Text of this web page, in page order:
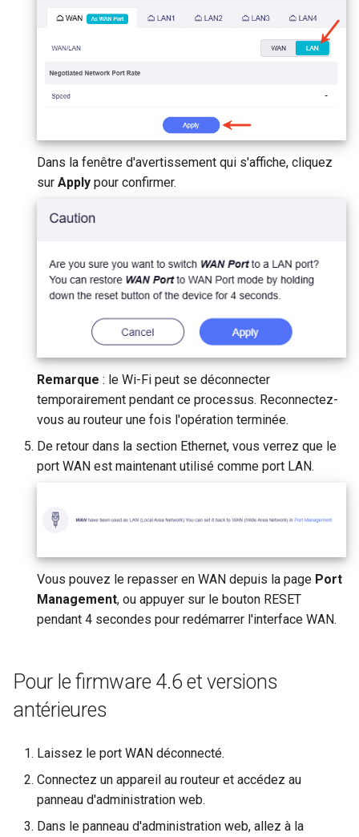
GL-AP1300 (Cirrus)
GL-X750 (Spitz)
GL-XE300 (Puli)
GL-AR750S (Slate)
GL-AR750 (Creta)
GL-B1300 (Convexa-B)
GL-S1300 (Convexa-S)
GL-MV1000 (Brume)
de sous-reseau
Pourquoi est-ce que je recois
Pourquoi la vitesse de mon
VPN est-elle plus lente que
prevu
Quelle est la capacite en
appareils de mon routeur
fil de mon routeur
Mettre a niveau la version
VPN vers le DNS amont du
Contourner le VPN pour le
DNS AdGuard Home
Dans la fenêtre d'avertissement qui s'affiche, cliquez
sur Apply pour confirmer.
Remarque : le Wi-Fi peut se déconnecter
temporairement pendant ce processus. Reconnectez-
vous au routeur une fois l'opération terminée.
De retour dans la section Ethernet, vous verrez que le
port WAN est maintenant utilisé comme port LAN.
Vous pouvez le repasser en WAN depuis la page Port
Management, ou appuyer sur le bouton RESET
pendant 4 secondes pour redémarrer l'interface WAN.
Pour le firmware 4.6 et versions
antérieures
Laissez le port WAN déconnecté.
Connectez un appareil au routeur et accédez au
panneau d'administration web.
Dans le panneau d'administration web, allez à la